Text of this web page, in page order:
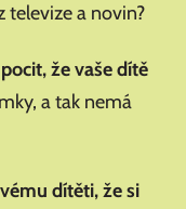
televize a novin?
pocit, že vaše dítě
a tak nemá
dítěti, že si